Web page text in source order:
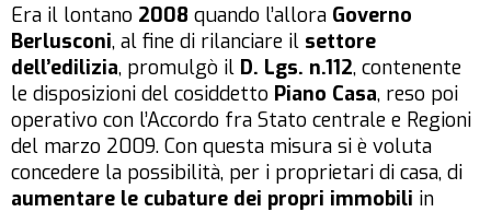
Era il lontano 2008 quando l’allora Governo
Berlusconi, al fine di rilanciare il settore
dell’edilizia, promulgò il D. Lgs. n.112, contenente
le disposizioni del cosiddetto Piano Casa, reso poi
operativo con l’Accordo fra Stato centrale e Regioni
del marzo 2009. Con questa misura si è voluta
concedere la possibilità, per i proprietari di casa, di
aumentare le cubature dei propri immobili in